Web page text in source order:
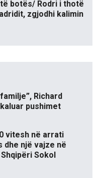
botës/ Rodri i thotë
zgjodhi kalimin
Richard
pushimet
vitesh në arrati
një vajze në
Sokol